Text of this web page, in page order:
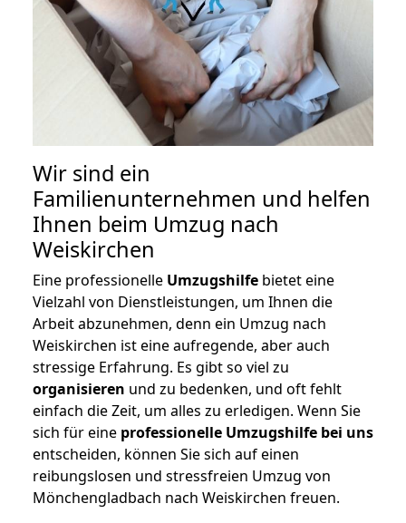
Wir sind ein
Familienunternehmen und helfen
Ihnen beim Umzug nach
Weiskirchen
Eine professionelle Umzugshilfe bietet eine
Vielzahl von Dienstleistungen, um Ihnen die
Arbeit abzunehmen, denn ein Umzug nach
Weiskirchen ist eine aufregende, aber auch
stressige Erfahrung. Es gibt so viel zu
organisieren und zu bedenken, und oft fehlt
einfach die Zeit, um alles zu erledigen. Wenn Sie
sich für eine professionelle Umzugshilfe bei uns
entscheiden, können Sie sich auf einen
reibungslosen und stressfreien Umzug von
Mönchengladbach nach Weiskirchen freuen.